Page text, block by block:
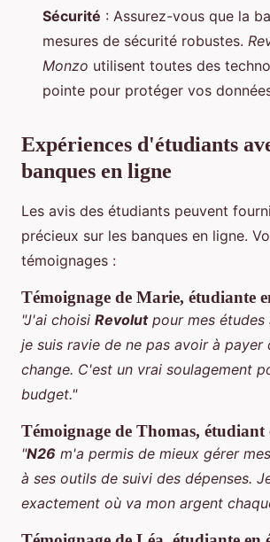
Sécurité : Assurez-vous que la
mesures de sécurité robustes.
Monzo utilisent toutes des
pointe pour protéger vos
Expériences d'étudiants
banques en ligne
Les avis des étudiants peuvent
précieux sur les banques en ligne.
témoignages :
Témoignage de Marie, étudiante
"J'ai choisi Revolutpour mes études
je suis ravie de ne pas avoir à payer
change. C'est un vrai soulagement
budget."
Témoignage de Thomas, étudiant
"N26 m'a permis de mieux gérer
à ses outils de suivi des dépenses.
exactement où va mon argent